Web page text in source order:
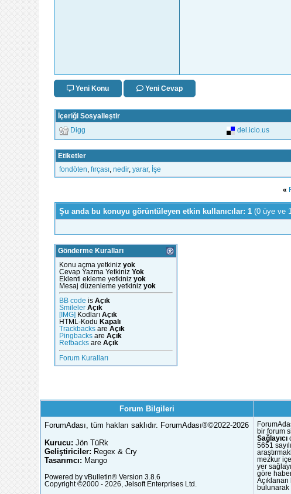
Yeni Konu Yeni Cevap
İçeriği Sosyalleştir
Digg del.icio.us
Etiketler
fondöten fırçası, nedir, yarar, İşe
«
Şu anda bu konuyu görüntüleyen etkin kullanıcılar: 1 (0 üye ve
Gönderme Kuralları
Konu açma yetkiniz yok
Cevap Yazma Yetkiniz Yok
Eklenti ekleme yetkiniz yok
Mesaj düzenleme yetkiniz yok
BB code is Açık
Smileler Açık
[IMG]
Kodları Açık
HTML-Kodu Kapalı
Trackbacksare Açık
Pingbacksare Açık
Refbacksare Açık
Forum Kuralları
Forum Bilgileri
ForumAdası, tüm hakları saklıdır. ForumAdası®©2022-2026
Kurucu: Jön TüRk
Geliştiriciler: Regex & Cry
Tasarımcı: Mango
Powered by vBulletin® Version 3.8.6
Copyright ©2000 - 2026, Jelsoft Enterprises Ltd.
bir forum
Sağlayıcı
5651
mezkur
yer
göre
bulunarak